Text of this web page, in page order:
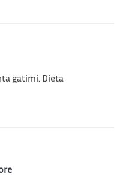
gatimi. Dieta